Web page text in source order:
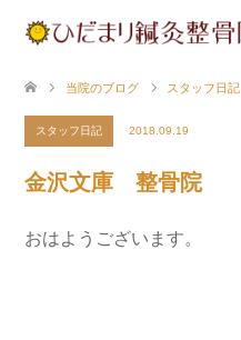
当院のブログ スタッフ日記
スタッフ日記 2018.09.19
金沢文庫 整骨院
おはようございます。